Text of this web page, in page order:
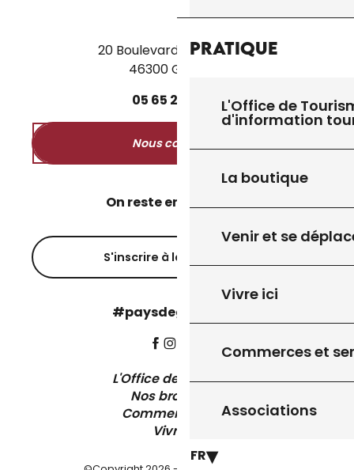
Pratique
L'Office de
d'information
La boutique
Venir et se
Vivre ici
Commerces et
Associations
FR
20 Boulevard des Martyrs
46300 Gourdon
05 65 27 50
Nous contacter
On reste en contact ?
S'inscrire à la newsletter
#paysdegourdon !
L'Office de Tourisme
Nos brochures
Comment venir ?
Vivre ici